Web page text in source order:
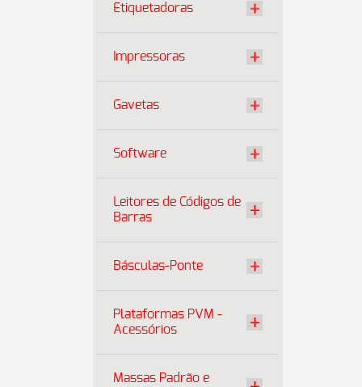
Etiquetadoras
Impressoras
Gavetas
Software
Leitores de Códigos de
Barras
Básculas-Ponte
Plataformas PVM -
Acessórios
Massas Padrão e